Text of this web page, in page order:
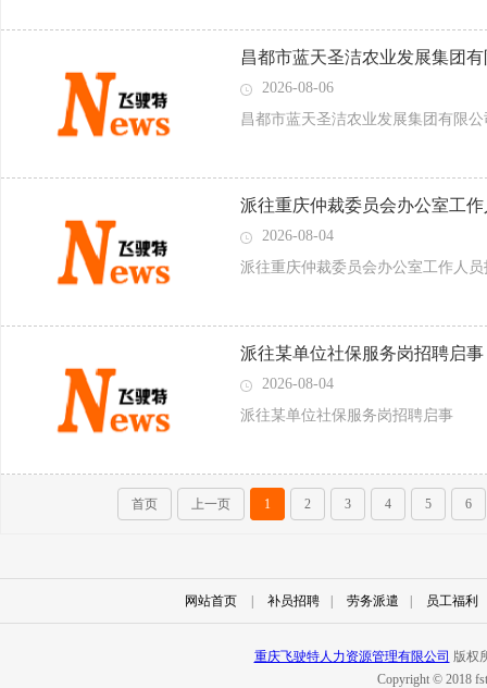
昌都市蓝天圣洁农业发展集团
2026-08-06
昌都市蓝天圣洁农业发展集团有限
派往重庆仲裁委员会办公室工
2026-08-04
派往重庆仲裁委员会办公室工作人
派往某单位社保服务岗招聘启事
2026-08-04
派往某单位社保服务岗招聘启事
首页 上一页 1 2 3 4 5 6
网站首页 补员招聘 劳务派遣 员工福利
重庆飞驶特人力资源管理有限公司 版权
Copyright © 2018